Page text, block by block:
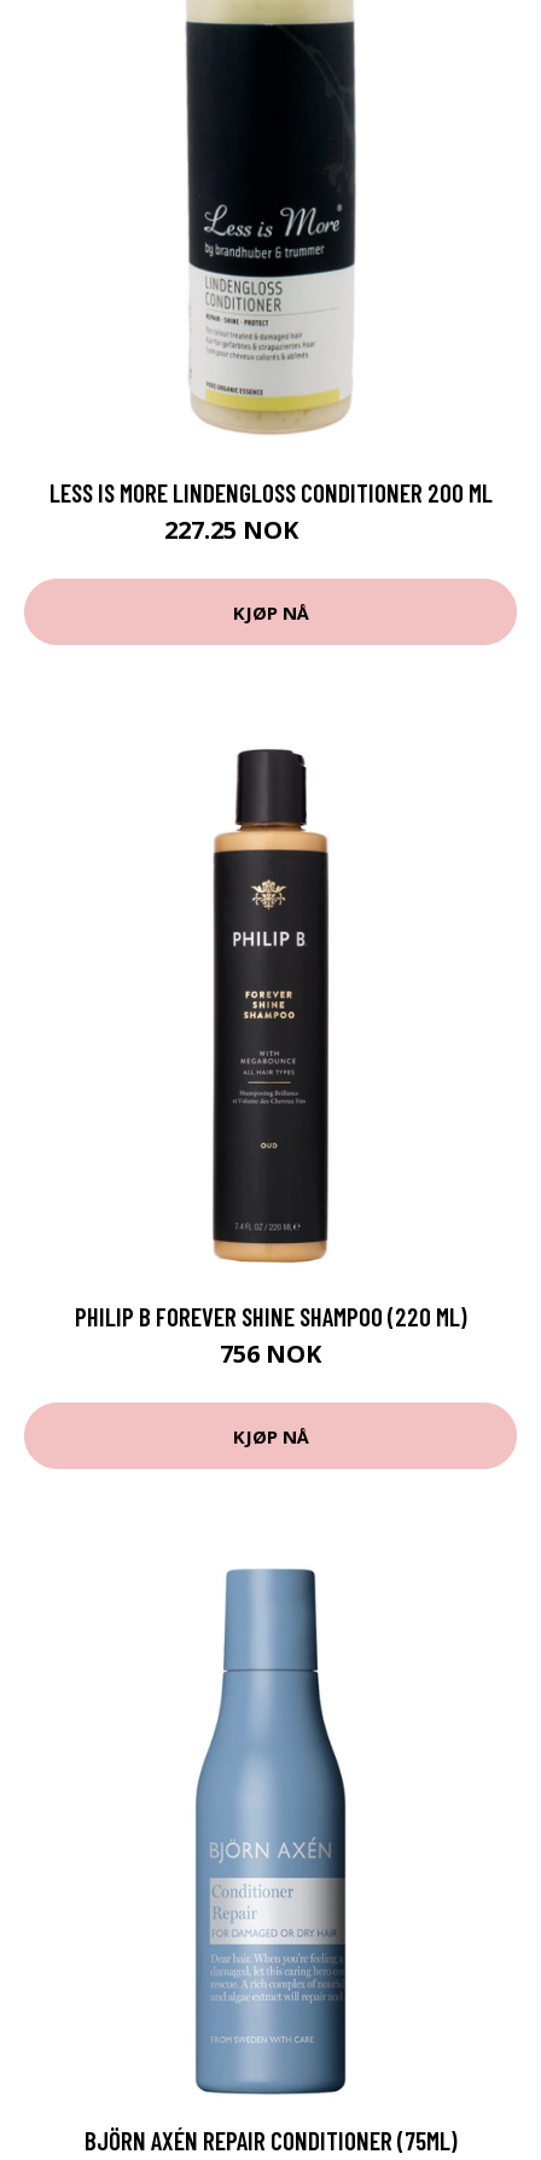
LESS IS MORE LINDENGLOSS CONDITIONER 200 ML
227.25 NOK
KJØP NÅ
PHILIP B FOREVER SHINE SHAMPOO (220 ML)
756 NOK
KJØP NÅ
BJÖRN AXÉN REPAIR CONDITIONER (75ML)